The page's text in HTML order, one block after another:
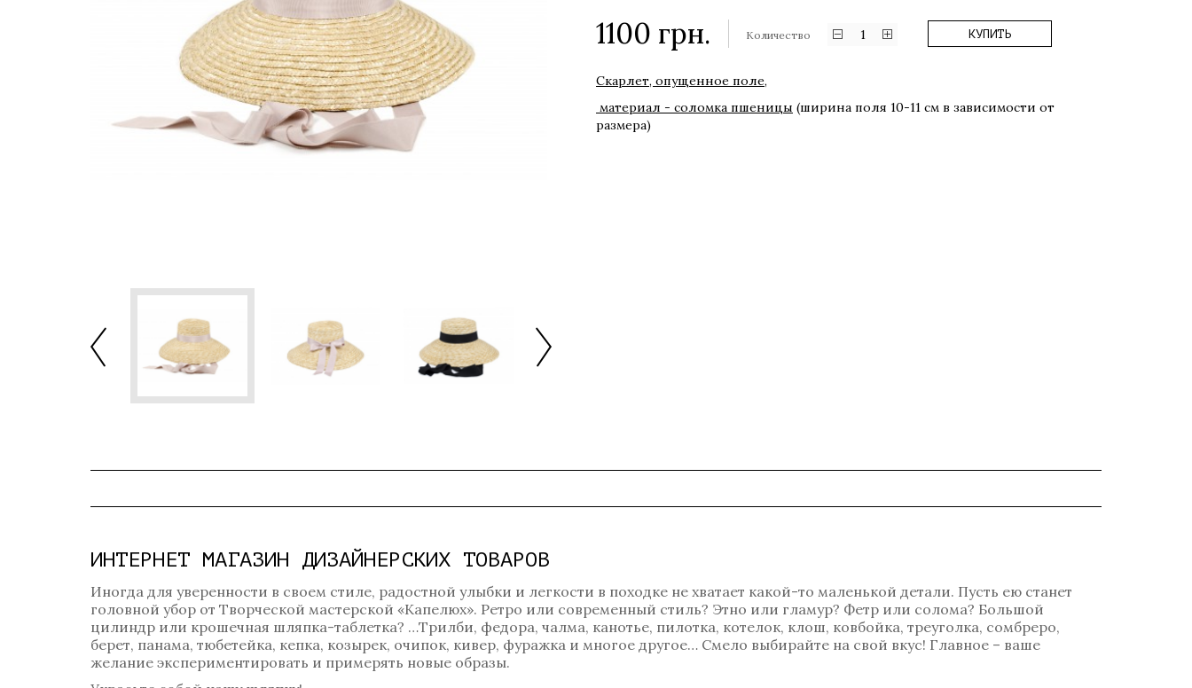
1100 грн. Количество 1 КУПИТЬ
Скарлет, опущенное поле,
материал - соломка пшеницы (ширина поля 10-11 см в зависимости от
размера)
ИНТЕРНЕТ МАГАЗИН ДИЗАЙНЕРСКИХ ТОВАРОВ
Иногда для уверенности в своем стиле, радостной улыбки и легкости в походке не хватает какой-то маленькой детали. Пусть ею станет
головной убор от Творческой мастерской «Капелюх». Ретро или современный стиль? Этно или гламур? Фетр или солома? Большой
цилиндр или крошечная шляпка-таблетка? …Трилби, федора, чалма, канотье, пилотка, котелок, клош, ковбойка, треуголка, сомбреро,
берет, панама, тюбетейка, кепка, козырек, очипок, кивер, фуражка и многое другое… Смело выбирайте на свой вкус! Главное – ваше
желание экспериментировать и примерять новые образы.